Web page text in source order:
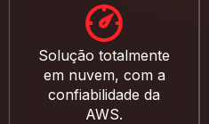
Solução totalmente
em nuvem, com a
confiabilidade da
AWS.